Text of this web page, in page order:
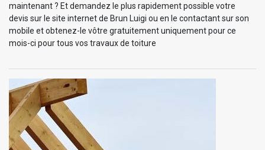
maintenant ? Et demandez le plus rapidement possible votre
devis sur le site internet de Brun Luigi ou en le contactant sur son
mobile et obtenez-le vôtre gratuitement uniquement pour ce
mois-ci pour tous vos travaux de toiture